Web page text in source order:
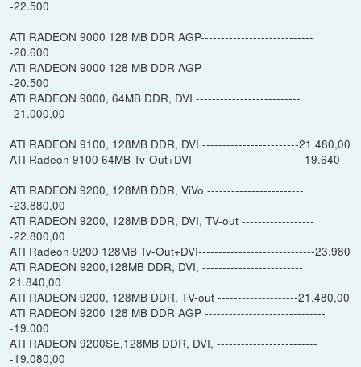
-22.500
ATI RADEON 9000 128 MB DDR AGP----------------------------
-20.600
ATI RADEON 9000 128 MB DDR AGP----------------------------
-20.500
ATI RADEON 9000, 64MB DDR, DVI --------------------------
-21.000,00
ATI RADEON 9100, 128MB DDR, DVI ------------------------21.480,00
ATI Radeon 9100 64MB Tv-Out+DVI----------------------------19.640
ATI RADEON 9200, 128MB DDR, ViVo ------------------------
-23.880,00
ATI RADEON 9200, 128MB DDR, DVI, TV-out ------------------
-22.800,00
ATI Radeon 9200 128MB Tv-Out+DVI-----------------------------23.980
ATI RADEON 9200,128MB DDR, DVI, -------------------------
21.840,00
ATI RADEON 9200, 128MB DDR, TV-out --------------------21.480,00
ATI RADEON 9200 128 MB DDR AGP ------------------------------
-19.000
ATI RADEON 9200SE,128MB DDR, DVI, -------------------------
-19.080,00